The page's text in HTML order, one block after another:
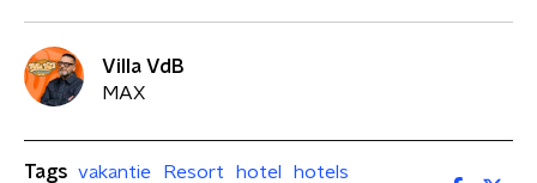
Villa VdB
MAX
Tags vakantie Resort hotel
hotels